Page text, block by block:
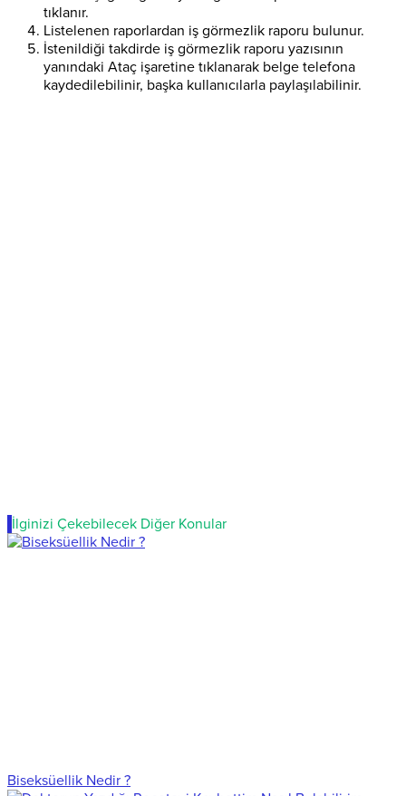
tıklanır.
Listelenen raporlardan iş görmezlik raporu bulunur.
İstenildiği takdirde iş görmezlik raporu yazısının
yanındaki Ataç işaretine tıklanarak belge telefona
kaydedilebilinir, başka kullanıcılarla paylaşılabilinir.
İlginizi Çekebilecek Diğer Konular
Biseksüellik Nedir ?